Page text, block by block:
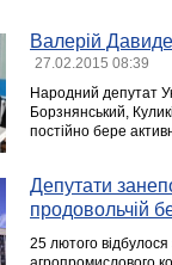
Валерій
27.02.2015 08:39
Народний депутат
Борзнянський,
постійно бере
Депутати
продовольчій
25 лютого відбулося